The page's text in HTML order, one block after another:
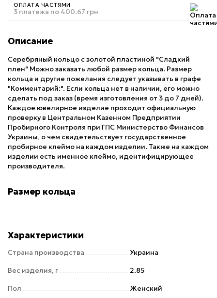
ОПЛАТА ЧАСТЯМИ
3 платежа по 400.67 грн
Описание
Серебряный кольцо с золотой пластиной "Сладкий
плен" Можно заказать любой размер кольца. Размер
кольца и другие пожелания следует указывать в графе
"Комментарий:". Если кольца нет в наличии, его можно
сделать под заказ (время изготовления от 3 до 7 дней).
Каждое ювелирное изделие проходит официальную
проверку в Центральном Казенном Предприятии
Пробирного Контроля при ГПС Министерство Финансов
Украины, о чем свидетельствует государственное
пробирное клеймо на каждом изделии. Также на каждом
изделии есть именное клеймо, идентифицирующее
производителя.
Размер кольца
Характеристики
Страна производства Украина
Вес изделия, г 2.85
Пол Женский